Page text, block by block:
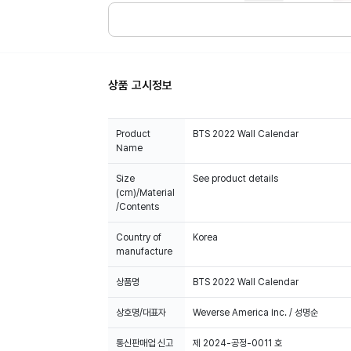
상품 고시정보
Product
Name
BTS 2022 Wall Calendar
Size
(cm)/Material
/Contents
See product details
Country of
manufacture
Korea
상품명 BTS 2022 Wall Calendar
상호명/대표자 Weverse America Inc. / 성명순
통신판매업 신고 제 2024-공정-0011 호